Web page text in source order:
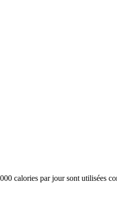
calories par jour sont utilisées